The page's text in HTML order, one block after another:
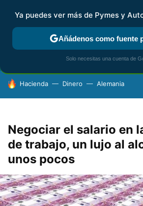
FISCALIDAD Y CONTABILIDAD KIT
HOY SE HABLA DE
Hacienda Dinero Alemania
Negociar el salario en
de trabajo, un lujo al
unos pocos
Ya puedes ver más de Pymes y
Añádenos como fuente
Solo necesitas una cuenta de